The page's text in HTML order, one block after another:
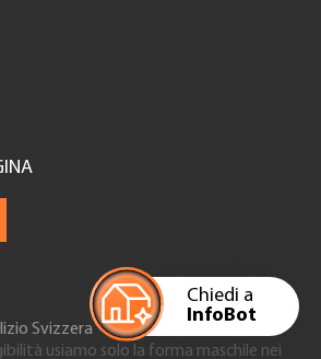
Chiedi a
InfoBot
Svizzera
usiamo solo la forma maschile nei